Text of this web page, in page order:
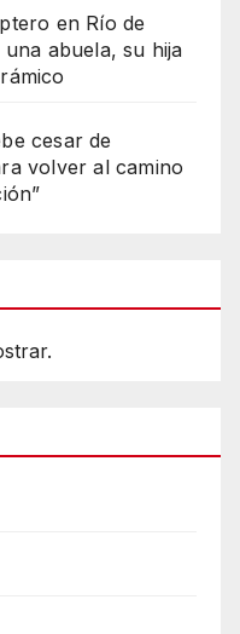
en Río de
abuela, su hija
cesar de
volver al camino